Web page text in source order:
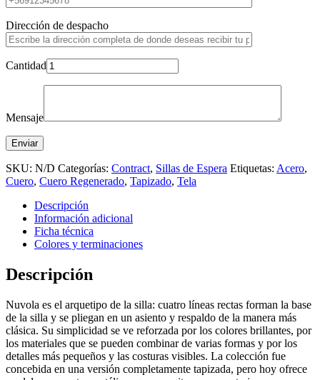
Dirección de despacho
Cantidad
Mensaje
SKU: N/D Categorías: Contract, Sillas de Espera Etiquetas: Acero,
Cuero, Cuero Regenerado, Tapizado, Tela
Descripción
Información adicional
Ficha técnica
Colores y terminaciones
Descripción
Nuvola es el arquetipo de la silla: cuatro líneas rectas forman la base
de la silla y se pliegan en un asiento y respaldo de la manera más
clásica. Su simplicidad se ve reforzada por los colores brillantes, por
los materiales que se pueden combinar de varias formas y por los
detalles más pequeños y las costuras visibles. La colección fue
concebida en una versión completamente tapizada, pero hoy ofrece